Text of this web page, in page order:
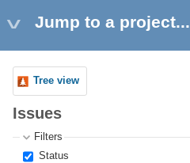
Jump to a project...
Tree view
Issues
Filters
Status